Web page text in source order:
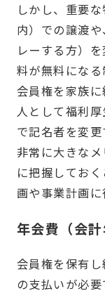
しかし、重要
内）での譲渡
レーする方）
料が無料にな
会員権を家族
人として福利
で記名者を変更
非常に大きな
に把握してお
画や事業計画に
年会費（会計
会員権を保有
の支払いが必